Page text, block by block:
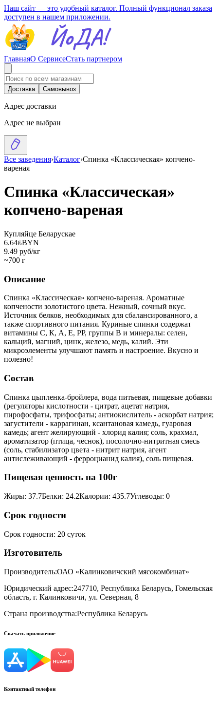
Наш сайт — это удобный каталог. Полный функционал заказа
доступен в нашем приложении.
ГлавнаяО СервисеСтать партнером
Доставка Самовывоз
Адрес доставки
Адрес не выбран
Все заведения›Каталог›Спинка «Классическая» копчено-
вареная
Спинка «Классическая»
копчено-вареная
Купляйце Беларускае
6.64BYNBYN
9.49 руб/кг
~700 г
Описание
Спинка «Классическая» копчено-вареная. Ароматные
копчености золотистого цвета. Нежный, сочный вкус.
Источник белков, необходимых для сбалансированного, а
также спортивного питания. Куриные спинки содержат
витамины С, К, А, Е, РР, группы В и минералы: селен,
кальций, магний, цинк, железо, медь, калий. Эти
микроэлементы улучшают память и настроение. Вкусно и
полезно!
Состав
Спинка цыпленка-бройлера, вода питьевая, пищевые добавки
(регуляторы кислотности - цитрат, ацетат натрия,
пирофосфаты, трифосфаты; антиокислитель - аскорбат натрия;
загустители - каррагинан, ксантановая камедь, гуаровая
камедь; агент желирующий - хлорид калия; соль, крахмал,
ароматизатор (птица, чеснок), посолочно-нитритная смесь
(соль, стабилизатор цвета - нитрит натрия, агент
антислеживающий - ферроцианид калия), соль пищевая.
Пищевая ценность на 100г
Жиры: 37.7Белки: 24.2Калории: 435.7Углеводы: 0
Срок годности
Срок годности: 20 суток
Изготовитель
Производитель:ОАО «Калинковичский мясокомбинат»
Юридический адрес:247710, Республика Беларусь, Гомельская
область, г. Калинковичи, ул. Северная, 8
Страна производства:Республика Беларусь
Скачать приложение
Контактный телефон